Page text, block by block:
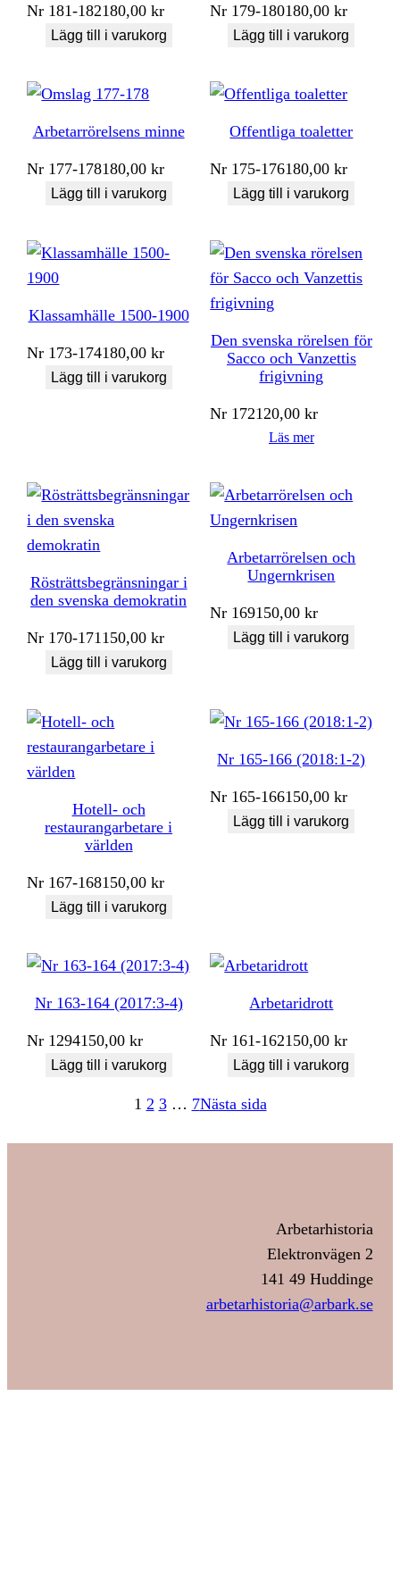
Nr 181-182180,00kr
Lägg till i varukorg
Nr 179-180180,00kr
Lägg till i varukorg
Arbetarrörelsens minne
Nr 177-178180,00kr
Lägg till i varukorg
Offentliga toaletter
Nr 175-176180,00kr
Lägg till i varukorg
Klassamhälle 1500-1900
Nr 173-174180,00kr
Lägg till i varukorg
Den svenska rörelsen för
Sacco och Vanzettis
frigivning
Nr 172120,00kr
Läs mer
Rösträttsbegränsningar i
den svenska demokratin
Nr 170-171150,00kr
Lägg till i varukorg
Arbetarrörelsen och
Ungernkrisen
Nr 169150,00kr
Lägg till i varukorg
Hotell- och
restaurangarbetare i
världen
Nr 167-168150,00kr
Lägg till i varukorg
Nr 165-166 (2018:1-2)
Nr 165-166150,00kr
Lägg till i varukorg
Nr 163-164 (2017:3-4)
Nr 1294150,00kr
Lägg till i varukorg
Arbetaridrott
Nr 161-162150,00kr
Lägg till i varukorg
1 2 3 … 7Nästa sida
Arbetarhistoria
Elektronvägen 2
141 49 Huddinge
arbetarhistoria@arbark.se